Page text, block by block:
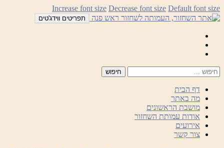
לדלג
לתוכן
Increase font size Decrease font size Default font size
תפריטים ווידג'טים
דף הבית
מה באתר
מושבת הראשונים
אודות עמותת השחזור
אירועים
צור קשר